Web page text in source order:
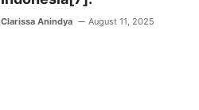
Clarissa Anindya August 11, 2025